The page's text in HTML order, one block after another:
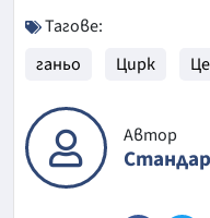
Тагове:
ганьо
Цирк
Автор